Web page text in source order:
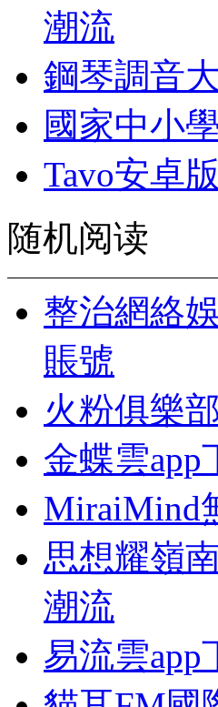
潮流
鋼琴調音
國家中小
Tavo安卓
随机阅读
整治網絡
賬號
火粉俱樂
金蝶雲app
MiraiMind
思想耀嶺
潮流
易流雲app